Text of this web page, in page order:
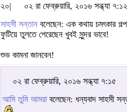
২০|
০২ রা ফেব্রুয়ারি, ২০১৬ সন্ধ্যা ৭:১২
সাহসী সন্তান বলেছেন: এক কথায় চমৎকার
ফুটিয়ে তুলতে পেরেছেন খুবই সুন্দর ভাবে!
শুভ কামনা জানবেন!
০২ রা ফেব্রুয়ারি, ২০১৬ সন্ধ্যা ৭:১৫
আমি তুমি আমরাবলেছেন: ধন্যবাদ সাহসী